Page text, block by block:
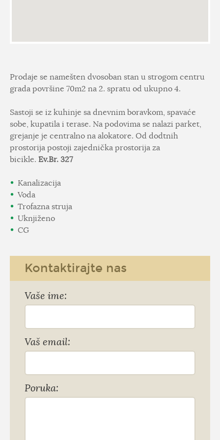
Prodaje se namešten dvosoban stan u strogom centru
grada površine 70m2 na 2. spratu od ukupno 4.
Sastoji se iz kuhinje sa dnevnim boravkom, spavaće
sobe, kupatila i terase. Na podovima se nalazi parket,
grejanje je centralno na alokatore. Od dodtnih
prostorija postoji zajednička prostorija za
bicikle. Ev.Br. 327
Kanalizacija
Voda
Trofazna struja
Uknjiženo
CG
Kontaktirajte nas
Vaše ime:
Vaš email:
Poruka: